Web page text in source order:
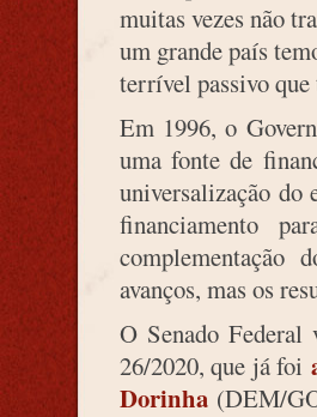
muitas vezes não
um grande país
terrível passivo que
Em 1996, o
uma fonte de
universalização
financiamento
complementação
avanços, mas os
O Senado Federal
26/2020, que já foi
Dorinha (DEM/